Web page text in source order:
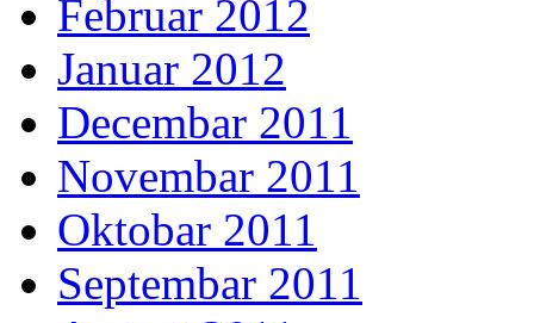
Februar 2012
Januar 2012
Decembar 2011
Novembar 2011
Oktobar 2011
Septembar 2011